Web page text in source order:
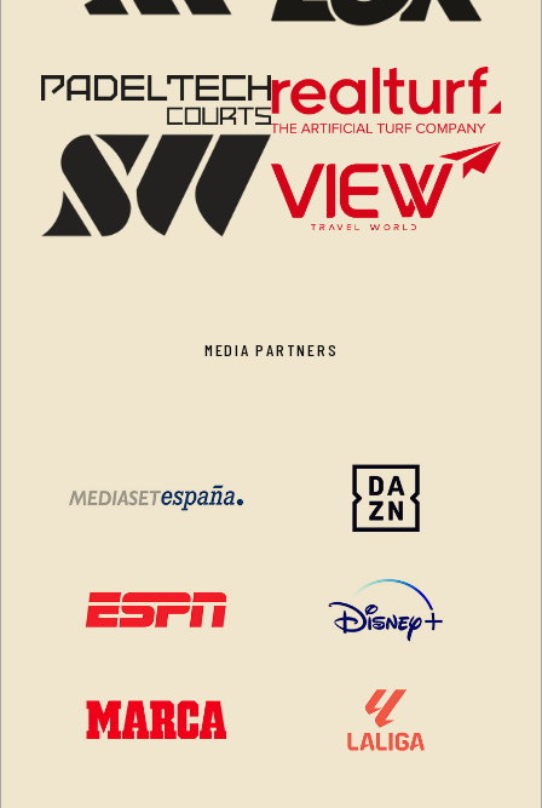
MEDIA PARTNERS